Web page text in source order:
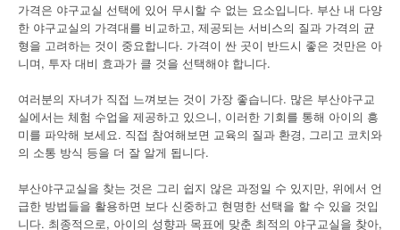
가격은 야구교실 선택에 있어 무시할 수 없는 요소입니다. 부산 내 다양
한 야구교실의 가격대를 비교하고, 제공되는 서비스의 질과 가격의 균
형을 고려하는 것이 중요합니다. 가격이 싼 곳이 반드시 좋은 것만은 아
니며, 투자 대비 효과가 클 것을 선택해야 합니다.
여러분의 자녀가 직접 느껴보는 것이 가장 좋습니다. 많은 부산야구교
실에서는 체험 수업을 제공하고 있으니, 이러한 기회를 통해 아이의 흥
미를 파악해 보세요. 직접 참여해보면 교육의 질과 환경, 그리고 코치와
의 소통 방식 등을 더 잘 알게 됩니다.
부산야구교실을 찾는 것은 그리 쉽지 않은 과정일 수 있지만, 위에서 언
급한 방법들을 활용하면 보다 신중하고 현명한 선택을 할 수 있을 것입
니다. 최종적으로, 아이의 성향과 목표에 맞춘 최적의 야구교실을 찾아,